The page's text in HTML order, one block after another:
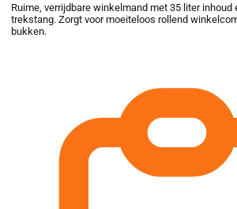
Ruime, verrijdbare winkelmand met 35 liter inhoud
trekstang. Zorgt voor moeiteloos rollend
bukken.